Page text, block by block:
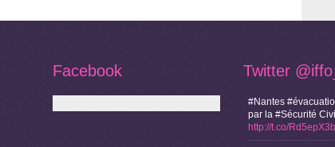
Facebook Twitter
#Nantes
par la #Sécurité
http://t.co/